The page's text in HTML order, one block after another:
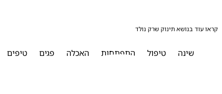
עוד בנושא תינוק שרק נולד
טיפול התפתחות האכלה פגים טיפים